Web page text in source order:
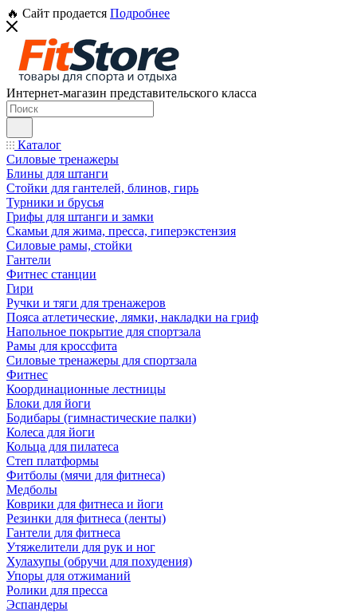
🔥 Сайт продается Подробнее
Интернет-магазин представительского класса
Каталог
Силовые тренажеры
Блины для штанги
Стойки для гантелей, блинов, гирь
Турники и брусья
Грифы для штанги и замки
Скамьи для жима, пресса, гиперэкстензия
Силовые рамы, стойки
Гантели
Фитнес станции
Гири
Ручки и тяги для тренажеров
Пояса атлетические, лямки, накладки на гриф
Напольное покрытие для спортзала
Рамы для кроссфита
Силовые тренажеры для спортзала
Фитнес
Координационные лестницы
Блоки для йоги
Бодибары (гимнастические палки)
Колеса для йоги
Кольца для пилатеса
Степ платформы
Фитболы (мячи для фитнеса)
Медболы
Коврики для фитнеса и йоги
Резинки для фитнеса (ленты)
Гантели для фитнеса
Утяжелители для рук и ног
Хулахупы (обручи для похудения)
Упоры для отжиманий
Ролики для пресса
Эспандеры